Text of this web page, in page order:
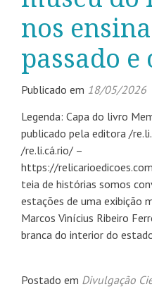
nos
passado e
Publicado em 18/05/2026
Legenda: Capa do livro
publicado pela editora /
/re.li.cá.rio/ –
https://
teia de histórias somos
estações de uma exibição
Marcos Vinícius Ribeiro
branca do interior do
Postado em Divulgação